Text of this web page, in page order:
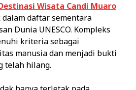
Wisata Candi Muaro
daftar sementara
Dunia UNESCO. Kompleks
kriteria sebagai
manusia dan menjadi bukti
telah hilang.